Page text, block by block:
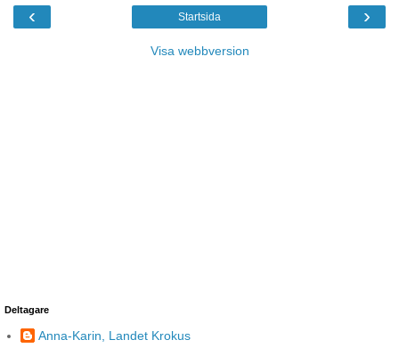
‹ ›
Startsida
Visa webbversion
Deltagare
Anna-Karin, Landet Krokus